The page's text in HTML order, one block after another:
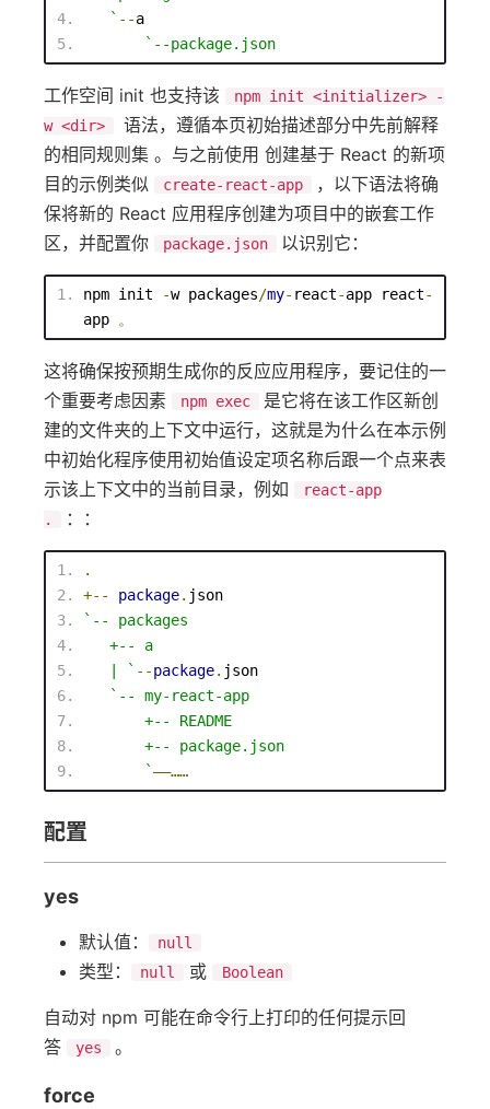
   `
--a
`--package.json
工作空间 init 也支持该
npm init <initializer> -
w <dir>
语法，遵循本页初始描述部分中先前解释
的相同规则集 。与之前使用 创建基于 React 的新项
目的示例类似
create-react-app
，以下语法将确
保将新的 React 应用程序创建为项目中的嵌套工作
区，并配置你
package.json 以识别它：
npm init -w packages/my- react-app react-
app
。
这将确保按预期生成你的反应应用程序，要记住的一
个重要考虑因素
npm exec
是它将在该工作区新创
建的文件夹的上下文中运行，这就是为什么在本示例
中初始化程序使用初始值设定项名称后跟一个点来表
示该上下文中的当前目录，例如
react-app
.
：：
.
+--
package. json
` -- packages
   +
-- a
   | `
--package. json
` -- my-react-app
       +
-- README
       +--
package.json
       `
——……
配置
yes
默认值： null
类型： null 或 Boolean
自动对 npm 可能在命令行上打印的任何提示回
答
yes 。
force